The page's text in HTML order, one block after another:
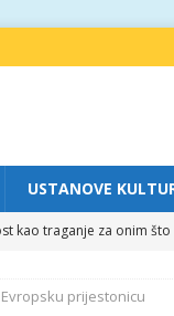
USTANOVE
kao traganje za onim
petak, 7. avgust
FOKUS
prijestonicu